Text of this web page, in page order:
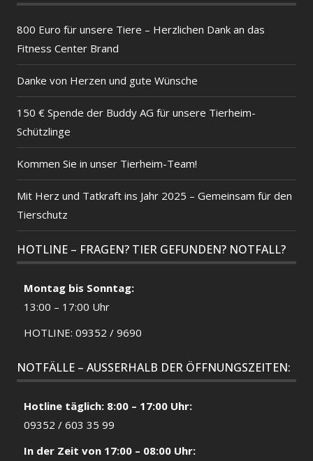
800 Euro für unsere Tiere – Herzlichen Dank an das
Fitness Center Brand
Danke von Herzen und gute Wünsche
150 € Spende der Buddy AG für unsere Tierheim-
Schützlinge
Kommen Sie in unser Tierheim-Team!
Mit Herz und Tatkraft ins Jahr 2025 – Gemeinsam für den
Tierschutz
HOTLINE – FRAGEN? TIER GEFUNDEN? NOTFALL?
Montag bis Sonntag:
13:00 – 17:00 Uhr
HOTLINE: 09352 / 9690
NOTFÄLLE – AUSSERHALB DER ÖFFNUNGSZEITEN:
Hotline täglich: 8:00 – 17:00 Uhr:
09352 / 603 35 99
In der Zeit von 17:00 – 08:00 Uhr: